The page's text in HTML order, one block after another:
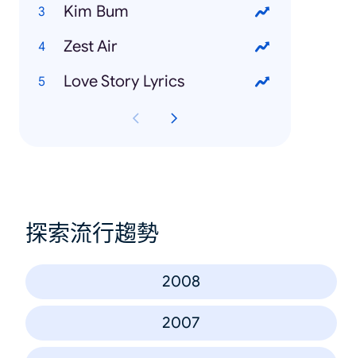
Kim Bum
Zest Air
Love Story Lyrics
探索流行趨勢
2008
2007